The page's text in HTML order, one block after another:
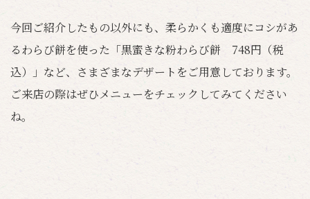
今回ご紹介したもの以外にも、柔らかくも適度にコシがあ
るわらび餅を使った「黒蜜きな粉わらび餅 748円（税
込）」など、さまざまなデザートをご用意しております。
ご来店の際はぜひメニューをチェックしてみてください
ね。